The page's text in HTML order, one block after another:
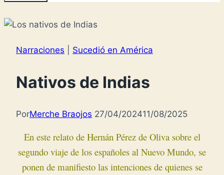
Narraciones Sucedió en América
Nativos de Indias
PorMerche Braojos 27/04/202411/08/2025
En este relato de Hernán Pérez de Oliva sobre el
segundo viaje de los españoles al Nuevo Mundo, se
ponen de manifiesto las intenciones de quienes se